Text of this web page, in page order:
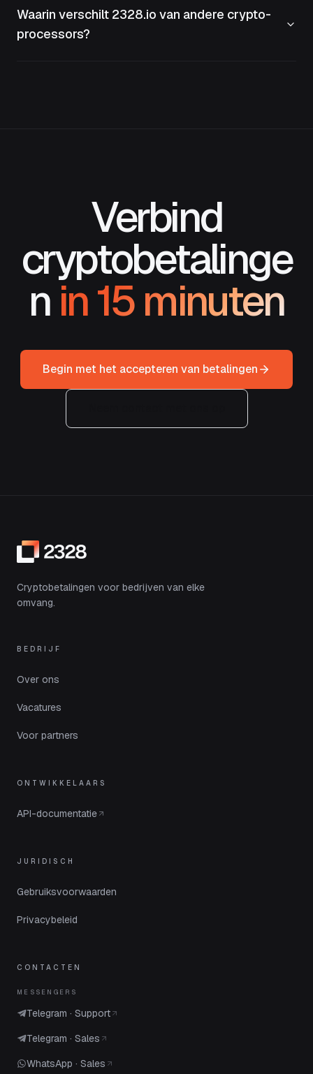
Waarin verschilt 2328.io van andere crypto-
processors?
Verbind
cryptobetalinge
n in 15 minuten
Begin met het accepteren van betalingen
Cryptobetalingen voor bedrijven van elke
omvang.
BEDRIJF
Over ons
Vacatures
Voor partners
ONTWIKKELAARS
API-documentatie
JURIDISCH
Gebruiksvoorwaarden
Privacybeleid
CONTACTEN
MESSENGERS
Telegram · Support
Telegram · Sales
WhatsApp · Sales